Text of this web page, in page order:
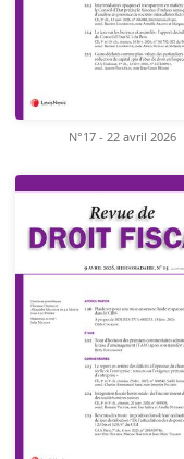
N°17 - 22 avril 2026